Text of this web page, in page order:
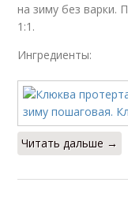
на зиму без варки.
1:1.
Ингредиенты:
Читать дальше →